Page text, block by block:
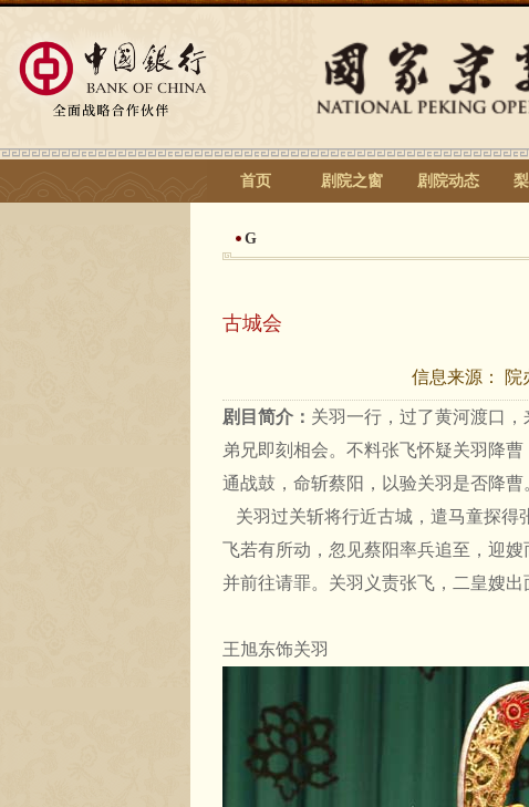
首页 剧院之窗 剧院动态
G
古城会
信息来源： 院
剧目简介： 关羽一行，过了黄河渡口
弟兄即刻相会。不料张飞怀疑关羽降
通战鼓，命斩蔡阳，以验关羽是否降曹
关羽过关斩将行近古城，遣马童探得
飞若有所动，忽见蔡阳率兵追至，迎
并前往请罪。关羽义责张飞，二皇嫂出
王旭东饰关羽